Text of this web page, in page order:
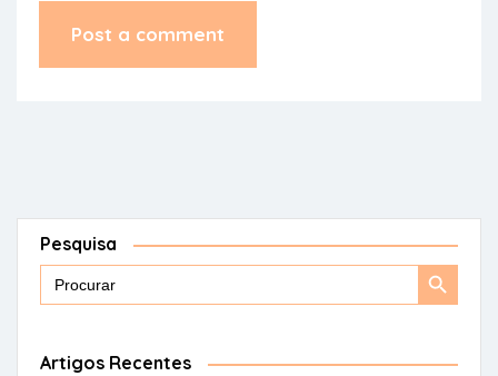
Pesquisa
Search
Search
Artigos Recentes